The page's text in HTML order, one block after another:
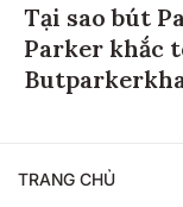
Tại sao bút
Parker khắc
TRANG CHỦ